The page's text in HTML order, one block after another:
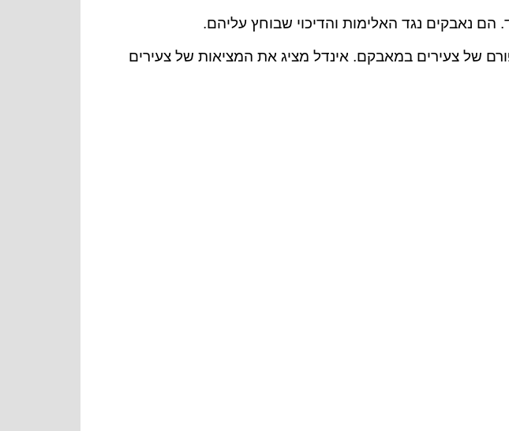
נאבקים נגד האלימות והדיכוי שבוחץ עליהם.
של צעירים במאבקם. אינדל מציג את המציאות של צעירים